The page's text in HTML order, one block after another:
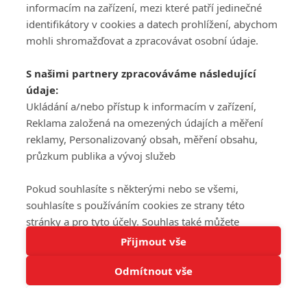
Tato stránka používá soubory cookies.
Rozumím
PŘIHLÁSIT
REGISTROVAT
DISKUZE
Šéfredaktorkou webu jePetr Slavík, e-mailserialy@fandimefilmu.cz
Máte-li zájem o inzerci na našem webu napište nám na e-mail
studio@koncal.com
Ochrana osobních údajů|Zásady používání cookies |Pravidla webu
Upravit nastavení soukromí
© 2016 – 2026 FandimeSerialum.cz / All rights reserved /
informacím na zařízení, mezi které patří jedinečné
identifikátory v cookies a datech prohlížení, abychom
mohli shromažďovat a zpracovávat osobní údaje.
S našimi partnery zpracováváme následující
údaje:
Ukládání a/nebo přístup k informacím v zařízení,
Reklama založená na omezených údajích a měření
reklamy, Personalizovaný obsah, měření obsahu,
průzkum publika a vývoj služeb
Pokud souhlasíte s některými nebo se všemi,
souhlasíte s používáním cookies ze strany této
stránky a pro tyto účely. Souhlas také můžete
odmítnout, ale v takovém případě vám na stránce
nebudou k dispozici některé personalizované funkce.
Vaše volby souhlasu se budou vztahovat pouze na
Přijmout vše
Odmítnout vše